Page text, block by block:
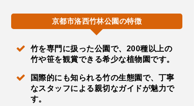
京都市洛西竹林公園の特徴
竹を専門に扱った公園で、200種以上の
竹や笹を観賞できる希少な植物園です。
国際的にも知られる竹の生態園で、丁寧
なスタッフによる親切なガイドが魅力で
す。